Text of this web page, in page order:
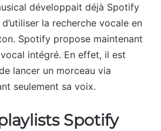
développait déjà Spotify
la recherche vocale en
Spotify propose maintenant
intégré. En effet, il est
lancer un morceau via
seulement sa voix.
Spotify